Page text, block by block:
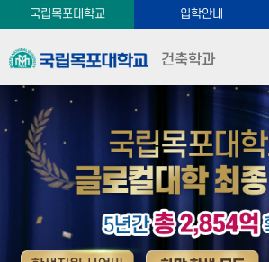
국립목포대학교 입학안내
건축학과